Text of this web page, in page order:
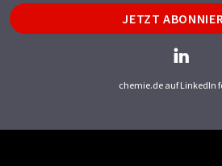
JETZT
chemie.de auf LinkedIn